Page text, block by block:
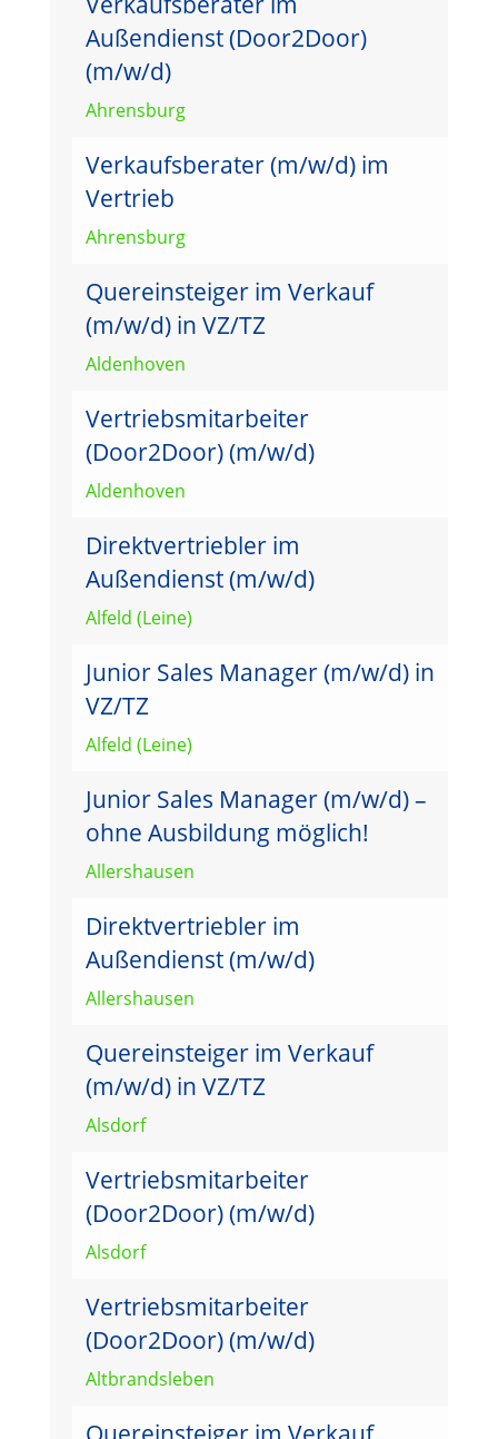
Außendienst (Door2Door)
(m/w/d)
Ahrensburg
Verkaufsberater (m/w/d) im
Vertrieb
Ahrensburg
Quereinsteiger im Verkauf
(m/w/d) in VZ/TZ
Aldenhoven
Vertriebsmitarbeiter
(Door2Door) (m/w/d)
Aldenhoven
Direktvertriebler im
Außendienst (m/w/d)
Alfeld (Leine)
Junior Sales Manager (m/w/d) in
VZ/TZ
Alfeld (Leine)
Junior Sales Manager (m/w/d) –
ohne Ausbildung möglich!
Allershausen
Direktvertriebler im
Außendienst (m/w/d)
Allershausen
Quereinsteiger im Verkauf
(m/w/d) in VZ/TZ
Alsdorf
Vertriebsmitarbeiter
(Door2Door) (m/w/d)
Alsdorf
Vertriebsmitarbeiter
(Door2Door) (m/w/d)
Altbrandsleben